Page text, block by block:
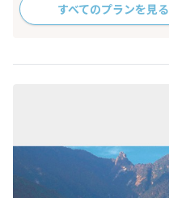
すべてのプランを見る